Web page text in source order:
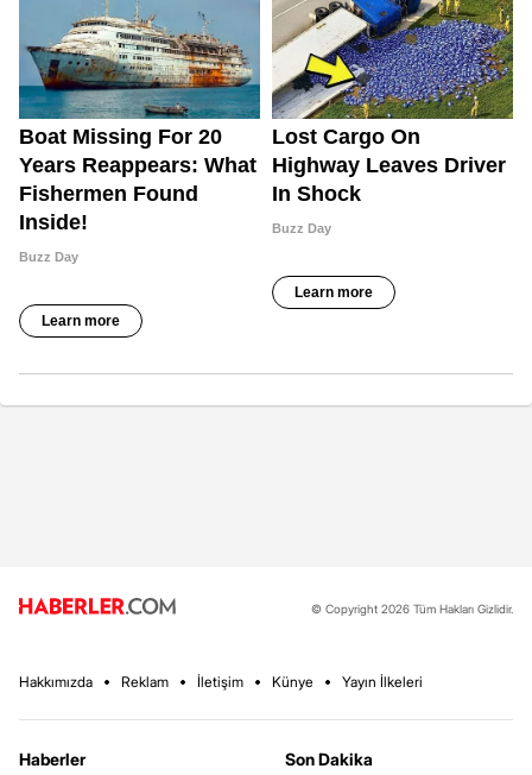
© Copyright 2026 Tüm Hakları Gizlidir.
Hakkımızda Reklam İletişim Künye Yayın İlkeleri
Haberler
Son Dakika